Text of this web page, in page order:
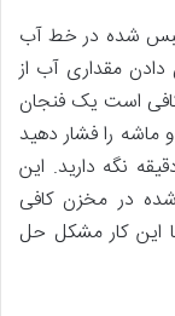
حبس شده در خط آب
مقداری آب از
است یک فنجان
ماشه را فشار دهید
نگه دارید. این
در مخزن کافی
این کار مشکل حل